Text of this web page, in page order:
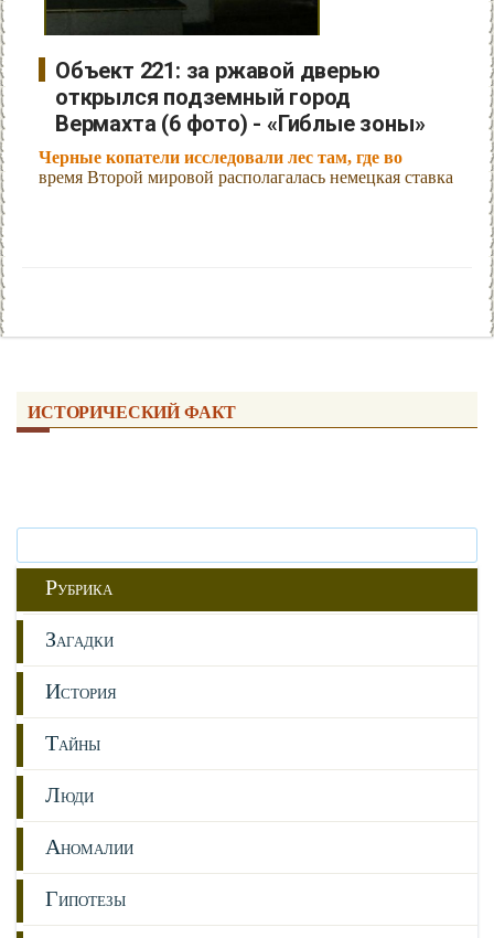
Объект 221: за ржавой дверью
открылся подземный город
Вермахта (6 фото) - «Гиблые зоны»
Черные копатели исследовали лес там, где во
время Второй мировой располагалась немецкая ставка
ИСТОРИЧЕСКИЙ ФАКТ
РУБРИКА
ЗАГАДКИ
ИСТОРИЯ
ТАЙНЫ
ЛЮДИ
АНОМАЛИИ
ГИПОТЕЗЫ